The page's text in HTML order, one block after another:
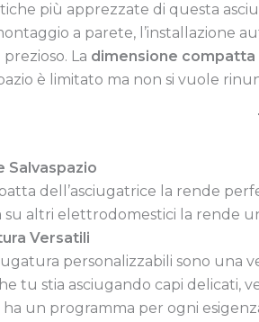
più apprezzate di questa
a parete, l’installazione
La dimensione compatta
è limitato ma non si vuole
Salvaspazio
dell’asciugatrice la rende
su altri elettrodomestici la rende
Versatili
personalizzabili sono una
tu stia asciugando capi delicati,
un programma per ogni